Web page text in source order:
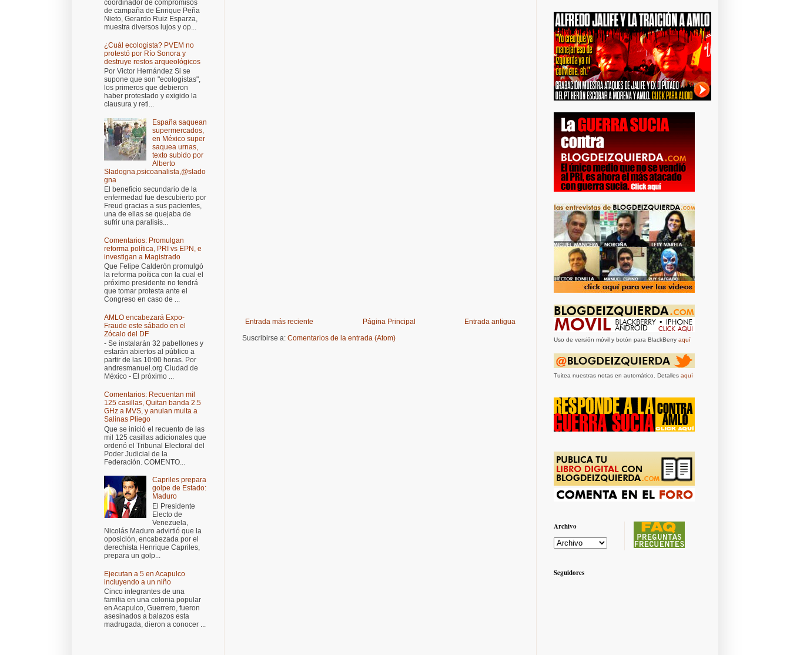
Entrada más reciente Entrada antigua
Página Principal
Suscribirse a: Comentarios de la entrada (Atom)
coordinador de compromisos
de campaña de Enrique Peña
Nieto, Gerardo Ruiz Esparza,
muestra diversos lujos y op...
¿Cuál ecologista? PVEM no
protestó por Río Sonora y
destruye restos arqueológicos
Por Victor Hernández Si se
supone que son "ecologistas",
los primeros que debieron
haber protestado y exigido la
clausura y reti...
España saquean
supermercados,
en México super
saquea urnas,
texto subido por
Alberto
Sladogna,psicoanalista,@slado
gna
El beneficio secundario de la
enfermedad fue descubierto por
Freud gracias a sus pacientes,
una de ellas se quejaba de
sufrir una paralisis...
Comentarios: Promulgan
reforma política, PRI vs EPN, e
investigan a Magistrado
Que Felipe Calderón promulgó
la reforma poítica con la cual el
próximo presidente no tendrá
que tomar protesta ante el
Congreso en caso de ...
AMLO encabezará Expo-
Fraude este sábado en el
Zócalo del DF
- Se instalarán 32 pabellones y
estarán abiertos al público a
partir de las 10:00 horas. Por
andresmanuel.org Ciudad de
México - El próximo ...
Comentarios: Recuentan mil
125 casillas, Quitan banda 2.5
GHz a MVS, y anulan multa a
Salinas Pliego
Que se inició el recuento de las
mil 125 casillas adicionales que
ordenó el Tribunal Electoral del
Poder Judicial de la
Federación. COMENTO...
Capriles prepara
golpe de Estado:
Maduro
El Presidente
Electo de
Venezuela,
Nicolás Maduro advirtió que la
oposición, encabezada por el
derechista Henrique Capriles,
prepara un golp...
Ejecutan a 5 en Acapulco
incluyendo a un niño
Cinco integrantes de una
familia en una colonia popular
en Acapulco, Guerrero, fueron
asesinados a balazos esta
madrugada, dieron a conocer ...
Uso de versión móvil y botón para BlackBerry aquí
Tuitea nuestras notas en automático. Detalles aquí
Archivo
Seguidores